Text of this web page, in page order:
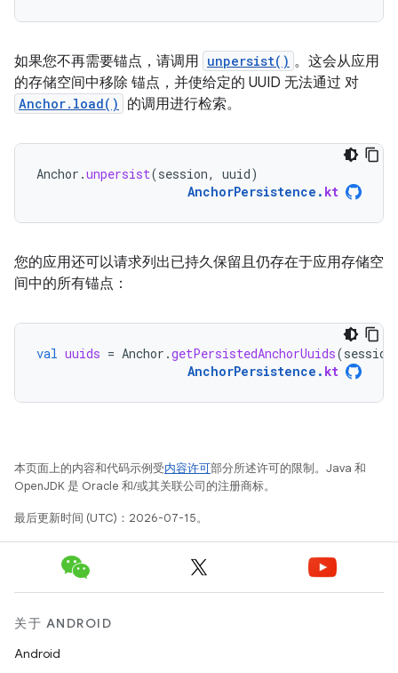
如果您不再需要锚点，请调用 unpersist() 。这会从应用
的存储空间中移除 锚点，并使给定的 UUID 无法通过 对
Anchor.load() 的调用进行检索。
Anchor .unpersist(session, uuid)
AnchorPersistence . kt
您的应用还可以请求列出已持久保留且仍存在于应用存储空
间中的所有锚点：
val uuids = Anchor .getPersistedAnchorUuids(session
AnchorPersistence . kt
本页面上的内容和代码示例受内容许可部分所述许可的限制。Java 和
OpenJDK 是 Oracle 和/或其关联公司的注册商标。
最后更新时间 (UTC)：2026-07-15。
关于 ANDROID
Android